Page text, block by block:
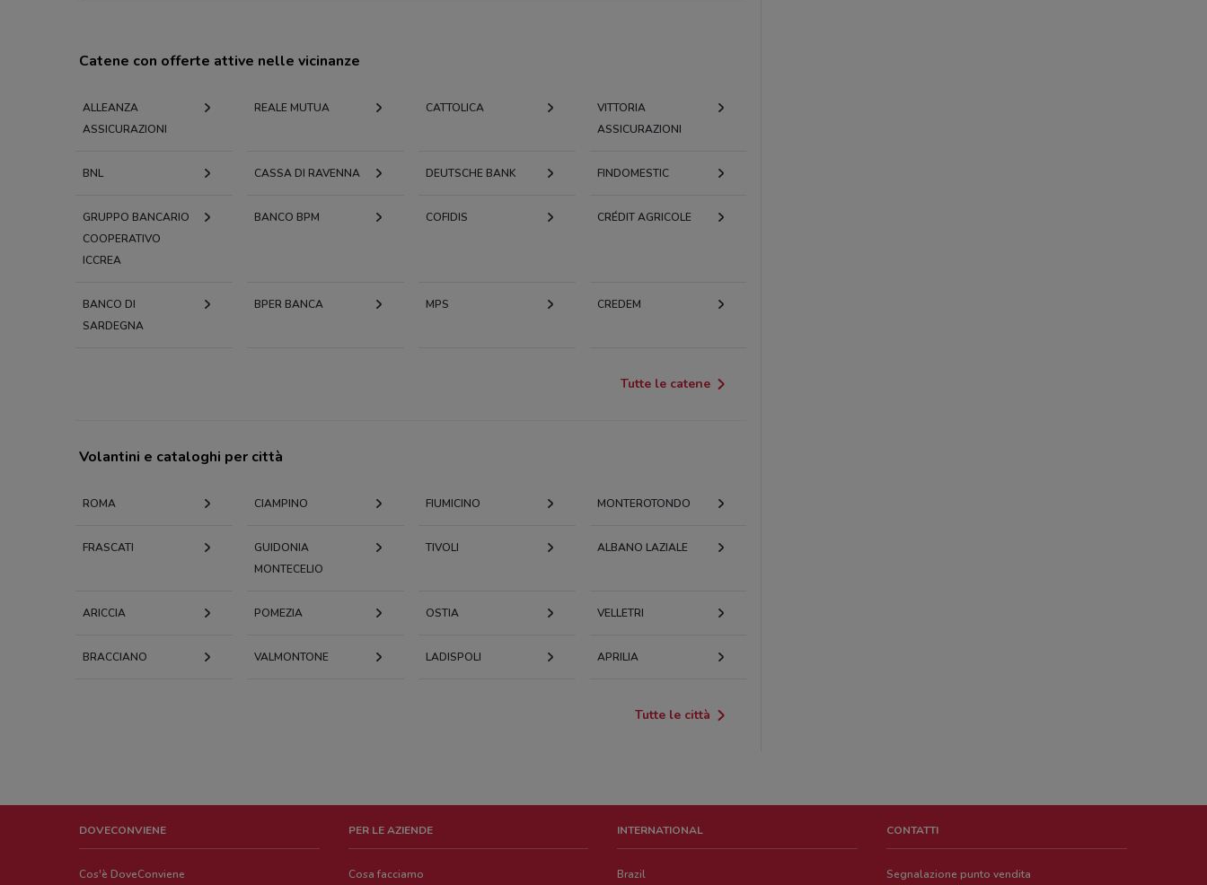
Catene con offerte attive nelle vicinanze
ALLEANZA
ASSICURAZIONI
REALE MUTUA CATTOLICA
VITTORIA
ASSICURAZIONI
BNL CASSA DI RAVENNA DEUTSCHE BANK FINDOMESTIC
GRUPPO BANCARIO
COOPERATIVO
ICCREA
BANCO BPM COFIDIS CRÉDIT AGRICOLE
BANCO DI
SARDEGNA
BPER BANCA MPS CREDEM
Tutte le catene
Volantini e cataloghi per città
ROMA CIAMPINO FIUMICINO MONTEROTONDO
FRASCATI
GUIDONIA
MONTECELIO
TIVOLI ALBANO LAZIALE
ARICCIA POMEZIA OSTIA VELLETRI
BRACCIANO VALMONTONE LADISPOLI APRILIA
Tutte le città
DOVECONVIENE
Cos'è DoveConviene
PER LE AZIENDE
Cosa facciamo
INTERNATIONAL
Brazil
CONTATTI
Segnalazione punto vendita